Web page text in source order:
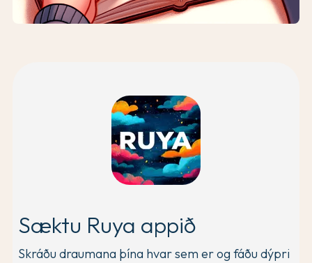
Sæktu Ruya appið
Skráðu draumana þína hvar sem er og fáðu dýpri